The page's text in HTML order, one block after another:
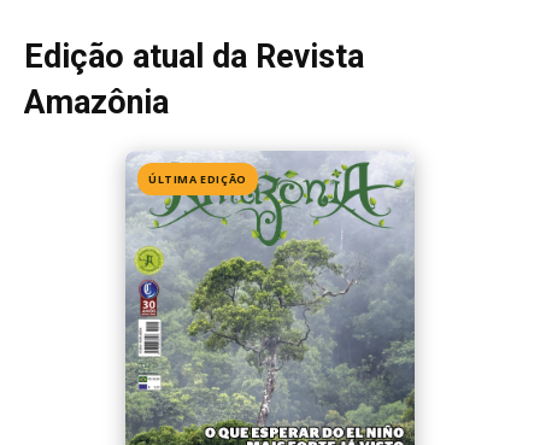
Edição 155· Julho 2026
📖 Ler agora
Mais lidas da semana